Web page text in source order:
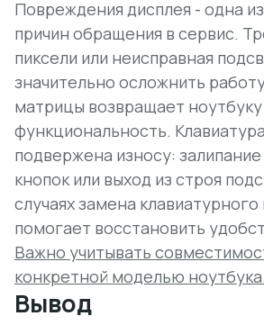
Повреждения дисплея - одна
причин обращения в сервис.
пиксели или неисправная
значительно осложнить
матрицы возвращает
функциональность.
подвержена износу:
кнопок или выход из строя
случаях замена
помогает восстановить
Важно учитывать
конкретной моделью ноутбука.
Вывод